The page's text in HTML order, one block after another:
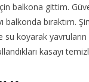
balkona gittim.
balkonda bıraktım.
koyarak
kasayı